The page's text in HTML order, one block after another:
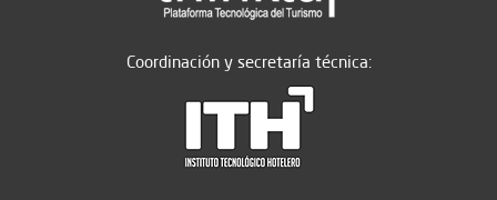
Coordinación y secretaría técnica: